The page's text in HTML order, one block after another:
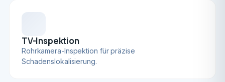
TV-Inspektion
Rohrkamera-Inspektion für präzise
Schadenslokalisierung.